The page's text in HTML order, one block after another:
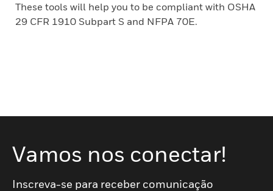
These tools will help you to be compliant with OSHA
29 CFR 1910 Subpart S and NFPA 70E.
Vamos nos conectar!
Inscreva-se para receber comunicação